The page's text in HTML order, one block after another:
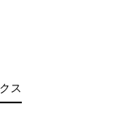
ス